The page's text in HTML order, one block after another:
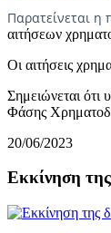
Παρατείνεται
αιτήσεων
Οι αιτήσεις
Σημειώνεται ότι
Φάσης
20/06/2023
Εκκίνηση